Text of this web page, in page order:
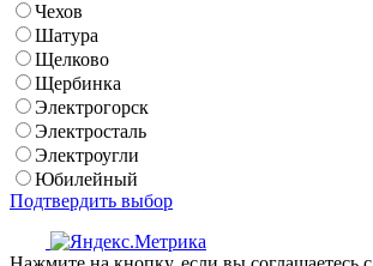
Чехов
Шатура
Щелково
Щербинка
Электрогорск
Электросталь
Электроугли
Юбилейный
Подтвердить выбор